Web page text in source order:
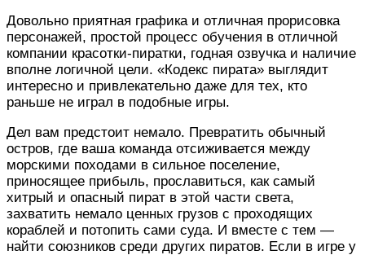
Довольно приятная графика и отличная прорисовка
персонажей, простой процесс обучения в отличной
компании красотки-пиратки, годная озвучка и наличие
вполне логичной цели. «Кодекс пирата» выглядит
интересно и привлекательно даже для тех, кто
раньше не играл в подобные игры.
Дел вам предстоит немало. Превратить обычный
остров, где ваша команда отсиживается между
морскими походами в сильное поселение,
приносящее прибыль, прославиться, как самый
хитрый и опасный пират в этой части света,
захватить немало ценных грузов с проходящих
кораблей и потопить сами суда. И вместе с тем —
найти союзников среди других пиратов. Если в игре у